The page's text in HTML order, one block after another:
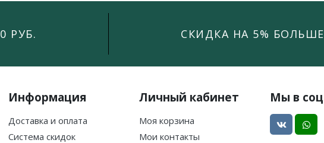
РУБ. СКИДКА НА 5%
Информация
Доставка и оплата
Система скидок
Личный кабинет
Моя корзина
Мои контакты
Мы в